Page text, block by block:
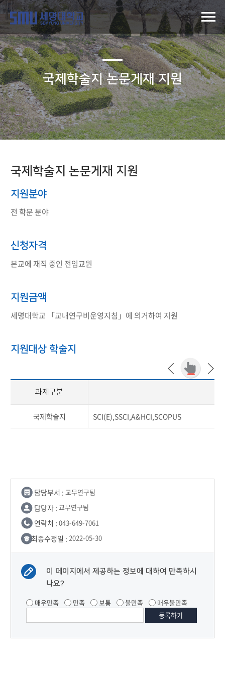
국제학술지 논문게재 지원
국제학술지 논문게재 지원
지원분야
전 학문 분야
신청자격
본교에 재직 중인 전임교원
지원금액
세명대학교 「교내연구비운영지침」에 의거하여 지원
지원대상 학술지
과제구분
국제학술지 SCI(E),SSCI,A&HCI,SCOPUS
담당부서 : 교무연구팀
담당자 : 교무연구팀
연락처 : 043-649-7061
최종수정일 : 2022-05-30
이 페이지에서 제공하는 정보에 대하여 만족하시
나요?
매우만족 만족 보통 불만족 매우불만족